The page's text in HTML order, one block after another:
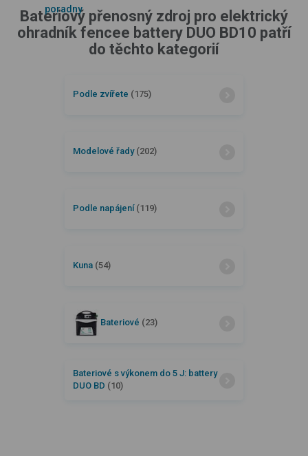
poradny
Bateriový přenosný zdroj pro elektrický
ohradník fencee battery DUO BD10 patří
do těchto kategorií
Podle zvířete (175)
Modelové řady (202)
Podle napájení (119)
Kuna (54)
Bateriové (23)
Bateriové s výkonem do 5 J: battery
DUO BD (10)